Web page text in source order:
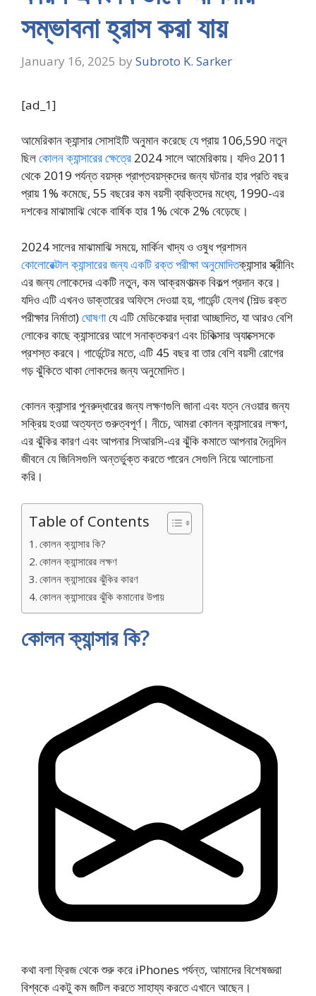
সম্ভাবনা হ্রাস করা যায়
January 16, 2025 by Subroto K. Sarker
[ad_1]
আমেরিকান ক্যান্সার সোসাইটি অনুমান করেছে যে প্রায় 106,590 নতুন
ছিলকোলন ক্যান্সারের ক্ষেত্রে 2024 সালে আমেরিকায়। যদিও 2011
থেকে 2019 পর্যন্ত বয়স্ক প্রাপ্তবয়স্কদের জন্য ঘটনার হার প্রতি বছর
প্রায় 1% কমেছে, 55 বছরের কম বয়সী ব্যক্তিদের মধ্যে, 1990-এর
দশকের মাঝামাঝি থেকে বার্ষিক হার 1% থেকে 2% বেড়েছে।
2024 সালের মাঝামাঝি সময়ে, মার্কিন খাদ্য ও ওষুধ প্রশাসন
কোলোরেক্টাল ক্যান্সারের জন্য একটি রক্ত ​​​​পরীক্ষা অনুমোদিতক্যান্সার স্ক্রীনিং
এর জন্য লোকেদের একটি নতুন, কম আক্রমণাত্মক বিকল্প প্রদান করে।
যদিও এটি এখনও ডাক্তারের অফিসে দেওয়া হয়, গার্ডেন্ট হেলথ (শিল্ড রক্ত ​​
পরীক্ষার নির্মাতা)ঘোষণাযে এটি মেডিকেয়ার দ্বারা আচ্ছাদিত, যা আরও বেশি
লোকের কাছে ক্যান্সারের আগে সনাক্তকরণ এবং চিকিত্সার অ্যাক্সেসকে
প্রশস্ত করবে। গার্ডেন্টের মতে, এটি 45 বছর বা তার বেশি বয়সী রোগের
গড় ঝুঁকিতে থাকা লোকদের জন্য অনুমোদিত।
কোলন ক্যান্সার পুনরুদ্ধারের জন্য লক্ষণগুলি জানা এবং যত্ন নেওয়ার জন্য
সক্রিয় হওয়া অত্যন্ত গুরুত্বপূর্ণ। নীচে, আমরা কোলন ক্যান্সারের লক্ষণ,
এর ঝুঁকির কারণ এবং আপনার সিআরসি-এর ঝুঁকি কমাতে আপনার দৈনন্দিন
জীবনে যে জিনিসগুলি অন্তর্ভুক্ত করতে পারেন সেগুলি নিয়ে আলোচনা
করি।
Table of Contents
কোলন ক্যান্সার কি?
কোলন ক্যান্সারের লক্ষণ
কোলন ক্যান্সারের ঝুঁকির কারণ
কোলন ক্যান্সারের ঝুঁকি কমানোর উপায়
কোলন ক্যান্সার কি?
কথা বলা ফ্রিজ থেকে শুরু করে iPhones পর্যন্ত, আমাদের বিশেষজ্ঞরা
বিশ্বকে একটু কম জটিল করতে সাহায্য করতে এখানে আছেন।